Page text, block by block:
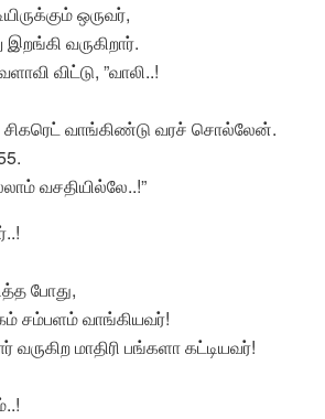
ஒருவர்,
வருகிறார்.
விட்டு, ”வாலி..!
சிகரெட் வாங்கிண்டு வரச் சொல்லேன்.
வசதியில்லே..!”
போது,
சம்பளம் வாங்கியவர்!
மாதிரி பங்களா கட்டியவர்!